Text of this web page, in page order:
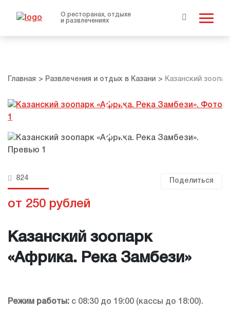
О ресторанах, отдыхе
и развлечениях
Главная Развлечения и отдых в Казани Казанский
824
от 250 рублей
Поделиться
Казанский зоопарк
«Африка. Река Замбези»
Режим работы: с 08:30 до 19:00 (кассы до 18:00).